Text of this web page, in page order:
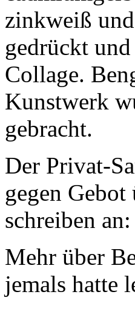
zinkweiß
gedrückt
Collage.
Kunstwerk
gebracht.
Der Privat-
gegen
schreiben an:
Mehr über
jemals hatte